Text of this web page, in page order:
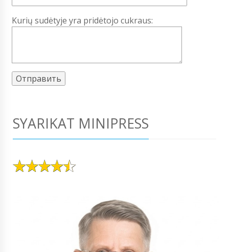
Kurių sudėtyje yra pridėtojo cukraus:
SYARIKAT MINIPRESS